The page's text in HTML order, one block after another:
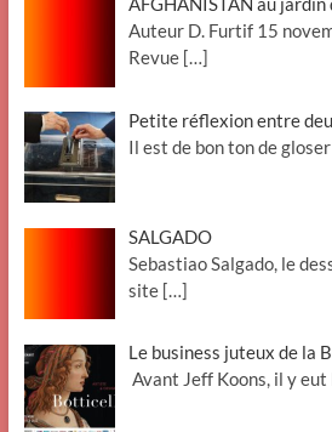
Auteur D. Furtif 15
Revue […]
Petite réflexion entre
Il est de bon ton de
SALGADO
Sebastiao Salgado, le
site […]
Le business juteux de la
Avant Jeff Koons, il y